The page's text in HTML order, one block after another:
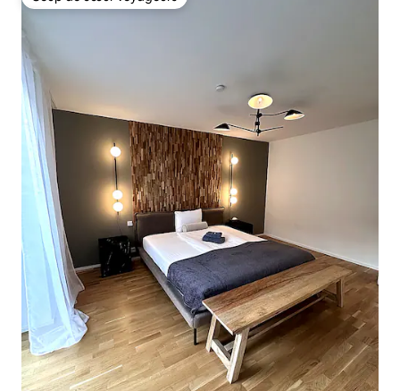
Coup de cœur voyageurs